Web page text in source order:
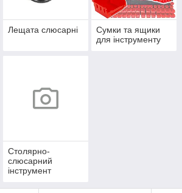
Лещата слюсарні
Сумки та ящики
для інструменту
Столярно-
слюсарний
інструмент